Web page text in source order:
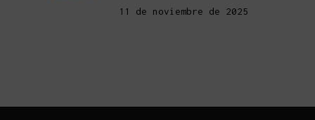
11 de noviembre de 2025